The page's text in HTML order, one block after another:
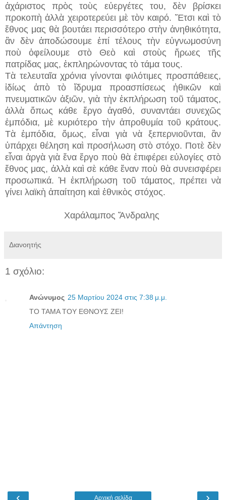
ἀχάριστος πρὸς τοὺς εὐεργέτες του, δὲν βρίσκει
προκοπὴ ἀλλὰ χειροτερεύει μὲ τὸν καιρό. Ἔτσι καὶ τὸ
ἔθνος μας θὰ βουτάει περισσότερο στὴν ἀνηθικότητα,
ἂν δὲν ἀποδώσουμε ἐπί τέλους τὴν εὐγνωμοσύνη
ποὺ ὀφείλουμε στὸ Θεὸ καὶ στοὺς ἥρωες τῆς
πατρίδας μας, ἐκπληρώνοντας τὸ τάμα τους.
Τὰ τελευταῖα χρόνια γίνονται φιλότιμες προσπάθειες,
ἰδίως ἀπὸ τὸ ἵδρυμα προασπίσεως ἠθικῶν καὶ
πνευματικῶν ἀξιῶν, γιὰ τὴν ἐκπλήρωση τοῦ τάματος,
ἀλλὰ ὅπως κάθε ἔργο ἀγαθό, συναντάει συνεχῶς
ἐμπόδια, μὲ κυριότερο τὴν ἀπροθυμία τοῦ κράτους.
Τὰ ἐμπόδια, ὅμως, εἶναι γιὰ νὰ ξεπερνιοῦνται, ἂν
ὑπάρχει θέληση καὶ προσήλωση στὸ στόχο. Ποτὲ δὲν
εἶναι ἀργὰ γιὰ ἕνα ἔργο ποὺ θὰ ἐπιφέρει εὐλογίες στὸ
ἔθνος μας, ἀλλὰ καὶ σὲ κάθε ἕναν ποὺ θὰ συνεισφέρει
προσωπικά. Ἡ ἐκπλήρωση τοῦ τάματος, πρέπει νὰ
γίνει λαϊκὴ ἀπαίτηση καὶ ἐθνικὸς στόχος.
Χαράλαμπος Ἄνδραλης
Διανοητής
1 σχόλιο:
Ανώνυμος 25 Μαρτίου 2024 στις 7:38 μ.μ.
ΤΟ ΤΑΜΑ ΤΟΥ ΕΘΝΟΥΣ ΖΕΙ!
Απάντηση
‹ ›
Αρχική σελίδα